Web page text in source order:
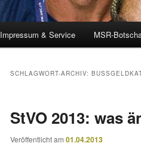
Impressum & Service MSR-
SCHLAGWORT-ARCHIV:
StVO 2013: was
Veröffentlicht am 01.04.2013